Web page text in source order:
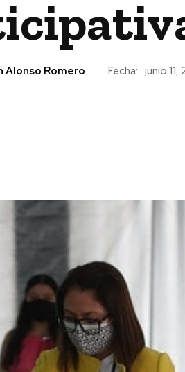
Alonso Romero Fecha: junio 11,